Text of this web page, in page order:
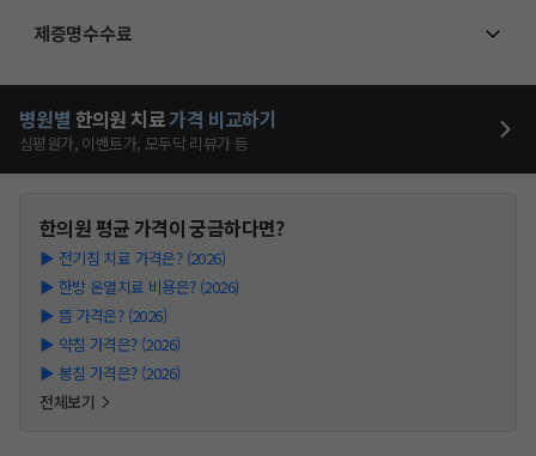
제증명수수료
병원별 한의원 치료가격 비교하기
심평원가, 이벤트가, 모두닥 리뷰가 등
한의원평균 가격이 궁금하다면?
▶ 전기침 치료 가격은? (2026)
▶ 한방 온열치료 비용은? (2026)
▶ 뜸 가격은? (2026)
▶ 약침 가격은? (2026)
▶ 봉침 가격은? (2026)
전체보기